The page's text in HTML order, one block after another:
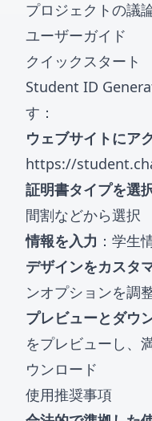
プロジェクトの議
ユーザーガイド
クイックスタート
Student ID
す：
ウェブサイトにア
https://
証明書タイプを選
間割などから選択
情報を入力 ：学生
デザインをカスタ
ンオプションを調
プレビューとダウ
をプレビューし、
ウンロード
使用推奨事項